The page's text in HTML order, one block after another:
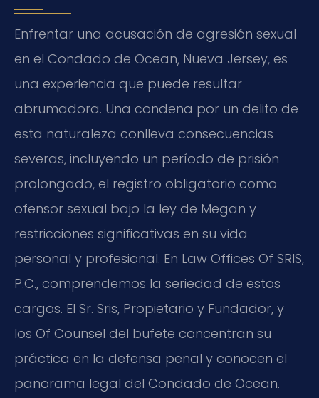
Enfrentar una acusación de agresión sexual
en el Condado de Ocean, Nueva Jersey, es
una experiencia que puede resultar
abrumadora. Una condena por un delito de
esta naturaleza conlleva consecuencias
severas, incluyendo un período de prisión
prolongado, el registro obligatorio como
ofensor sexual bajo la ley de Megan y
restricciones significativas en su vida
personal y profesional. En Law Offices Of SRIS,
P.C., comprendemos la seriedad de estos
cargos. El Sr. Sris, Propietario y Fundador, y
los Of Counsel del bufete concentran su
práctica en la defensa penal y conocen el
panorama legal del Condado de Ocean.